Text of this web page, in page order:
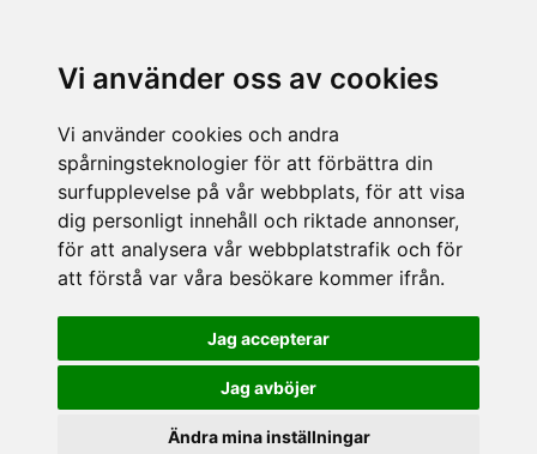
Vi använder oss av cookies
Vi använder cookies och andra
spårningsteknologier för att förbättra din
surfupplevelse på vår webbplats, för att visa
dig personligt innehåll och riktade annonser,
för att analysera vår webbplatstrafik och för
att förstå var våra besökare kommer ifrån.
Jag accepterar
Jag avböjer
Ändra mina inställningar